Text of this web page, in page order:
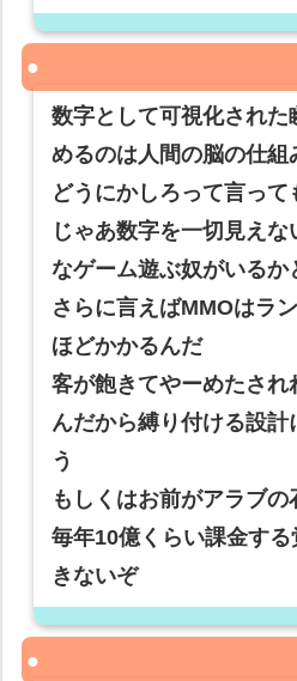
数字として可視化され
めるのは人間の脳の仕組
どうにかしろって言って
じゃあ数字を一切見え
なゲーム遊ぶ奴がいるか
さらに言えばMMOはラ
ほどかかるんだ
客が飽きてやーめたさ
んだから縛り付ける設計
う
もしくはお前がアラブ
毎年10億くらい課金す
きないぞ